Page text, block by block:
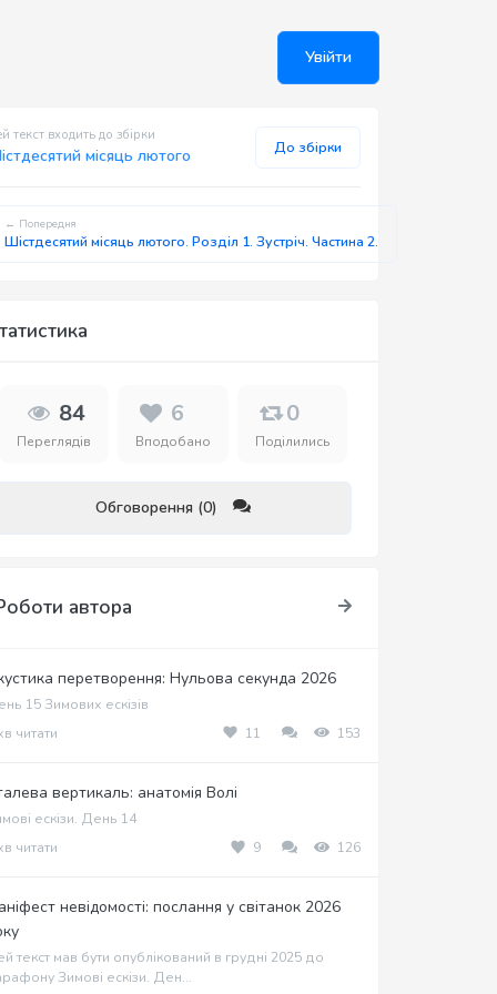
Увійти
текст входить до збірки
місяць лютого До збірки
← Попередня
Шістдесятий місяць лютого. Розділ 1. Зустріч. Частина 2.
84
Переглядів
6
Вподобано
0
Поділились
Обговорення (0)
автора
перетворення: Нульова секунда 2026
15 Зимових ескізів
читати
11 153
вертикаль: анатомія Волі
ескізи. День 14
читати
9 126
невідомості: послання у світанок 2026
текст мав бути опублікований в грудні 2025 до
Зимові ескізи. Ден...